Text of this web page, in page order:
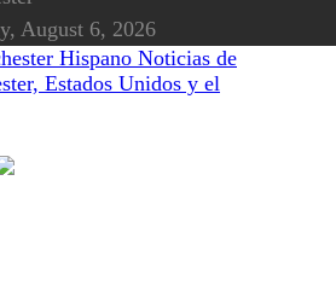
August 6, 2026
Noticias de
Estados Unidos y el